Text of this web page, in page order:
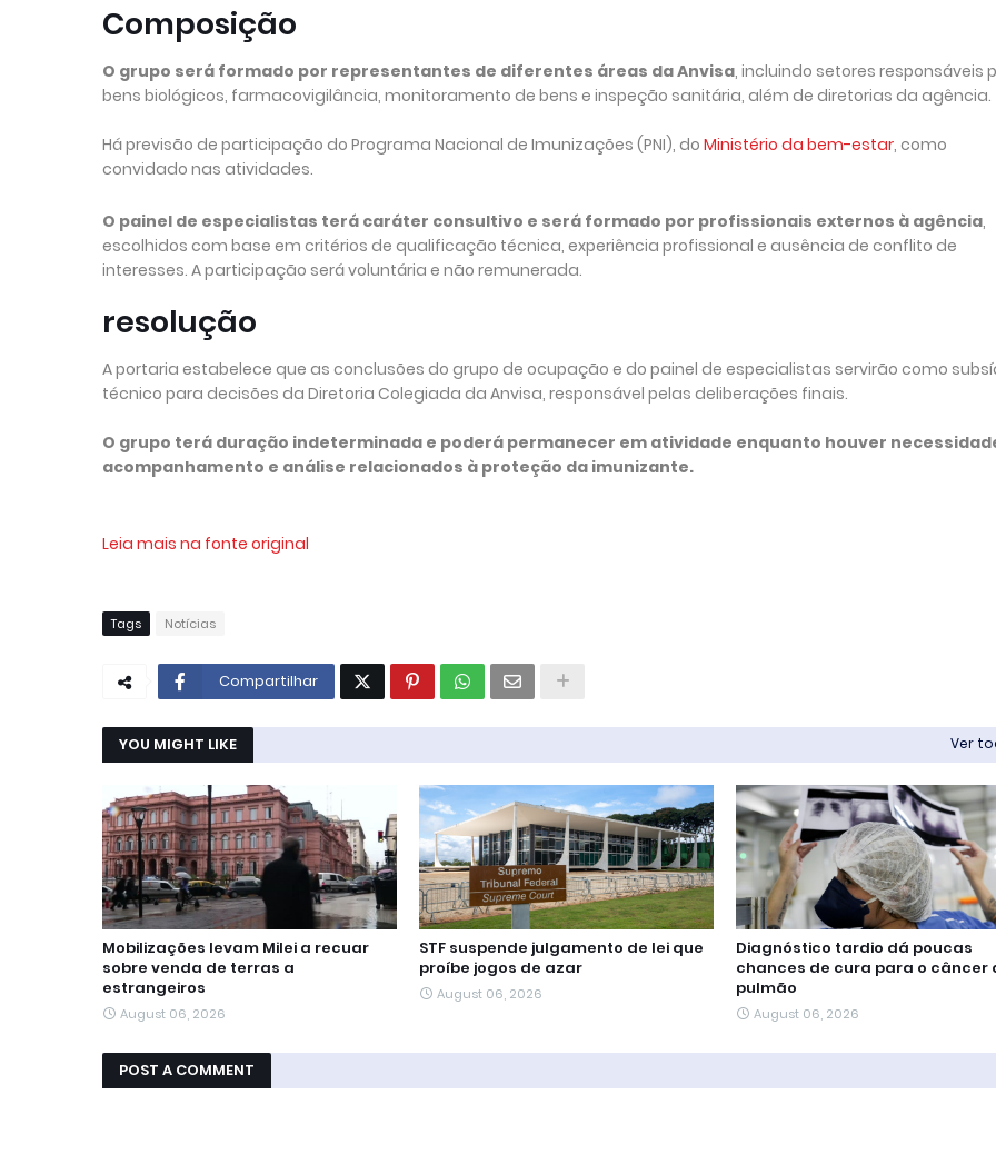
Composição
O grupo será formado por representantes de diferentes áreas da Anvisa, incluindo setores responsáveis
bens biológicos, farmacovigilância, monitoramento de bens e inspeção sanitária, além de diretorias da agência.
Há previsão de participação do Programa Nacional de Imunizações (PNI), do Ministério da bem-estar, como
convidado nas atividades.
O painel de especialistas terá caráter consultivo e será formado por profissionais externos à agência,
escolhidos com base em critérios de qualificação técnica, experiência profissional e ausência de conflito de
interesses. A participação será voluntária e não remunerada.
resolução
A portaria estabelece que as conclusões do grupo de ocupação e do painel de especialistas servirão como
técnico para decisões da Diretoria Colegiada da Anvisa, responsável pelas deliberações finais.
O grupo terá duração indeterminada e poderá permanecer em atividade enquanto houver
acompanhamento e análise relacionados à proteção da imunizante.
Leia mais na fonte original
Tags Notícias
Compartilhar
YOU MIGHT LIKE Ver
Mobilizações levam Milei a recuar
sobre venda de terras a
estrangeiros
August 06, 2026
STF suspende julgamento de lei que
proíbe jogos de azar
August 06, 2026
Diagnóstico tardio dá poucas
chances de cura para o câncer
pulmão
August 06, 2026
POST A COMMENT